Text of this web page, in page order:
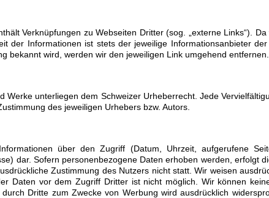
Verknüpfungen zu Webseiten Dritter (sog. „externe Links“).
der Informationen ist stets der jeweilige Informationsanbieter
bekannt wird, werden wir den jeweiligen Link umgehend entfernen.
Werke unterliegen dem Schweizer Urheberrecht. Jede
des jeweiligen Urhebers bzw. Autors.
über den Zugriff (Datum, Uhrzeit, aufgerufene
dar. Sofern personenbezogene Daten erhoben werden, erfolgt
Zustimmung des Nutzers nicht statt. Wir weisen
Daten vor dem Zugriff Dritter ist nicht möglich. Wir können
Dritte zum Zwecke von Werbung wird ausdrücklich